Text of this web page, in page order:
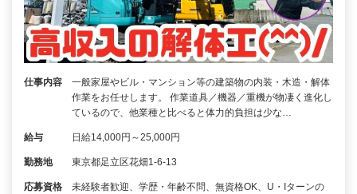
仕事内容
一般家屋やビル・マンション等の建築物の内装・木造・解体
作業をお任せします。 作業道具／機器／重機が物凄く進化し
ているので、他業種と比べると体力的負担は少な…
給与 日給14,000円～25,000円
勤務地 東京都足立区花畑1-6-13
応募資格
未経験者歓迎、学歴・年齢不問、無資格OK、U・Iターンの